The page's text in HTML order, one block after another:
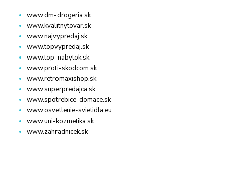
www.dm-drogeria.sk
www.kvalitnytovar.sk
www.najvypredaj.sk
www.topvypredaj.sk
www.top-nabytok.sk
www.proti-skodcom.sk
www.retromaxishop.sk
www.superpredajca.sk
www.spotrebice-domace.sk
www.osvetlenie-svietidla.eu
www.uni-kozmetika.sk
www.zahradnicek.sk